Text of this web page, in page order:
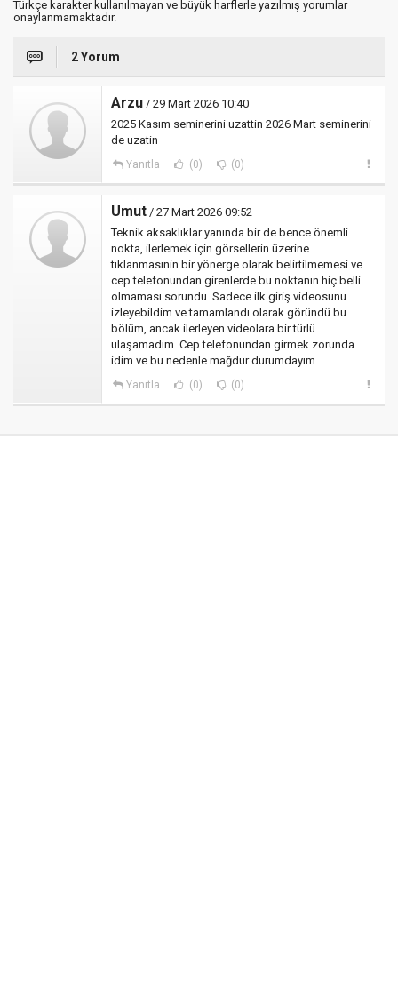
Türkçe karakter kullanılmayan ve büyük harflerle yazılmış yorumlar
onaylanmamaktadır.
2 Yorum
Arzu / 29 Mart 2026 10:40
2025 Kasım seminerini uzattin 2026 Mart seminerini
de uzatin
Yanıtla (0) (0)
Umut / 27 Mart 2026 09:52
Teknik aksaklıklar yanında bir de bence önemli
nokta, ilerlemek için görsellerin üzerine
tıklanmasınin bir yönerge olarak belirtilmemesi ve
cep telefonundan girenlerde bu noktanın hiç belli
olmaması sorundu. Sadece ilk giriş videosunu
izleyebildim ve tamamlandı olarak göründü bu
bölüm, ancak ilerleyen videolara bir türlü
ulaşamadım. Cep telefonundan girmek zorunda
idim ve bu nedenle mağdur durumdayım.
Yanıtla (0) (0)